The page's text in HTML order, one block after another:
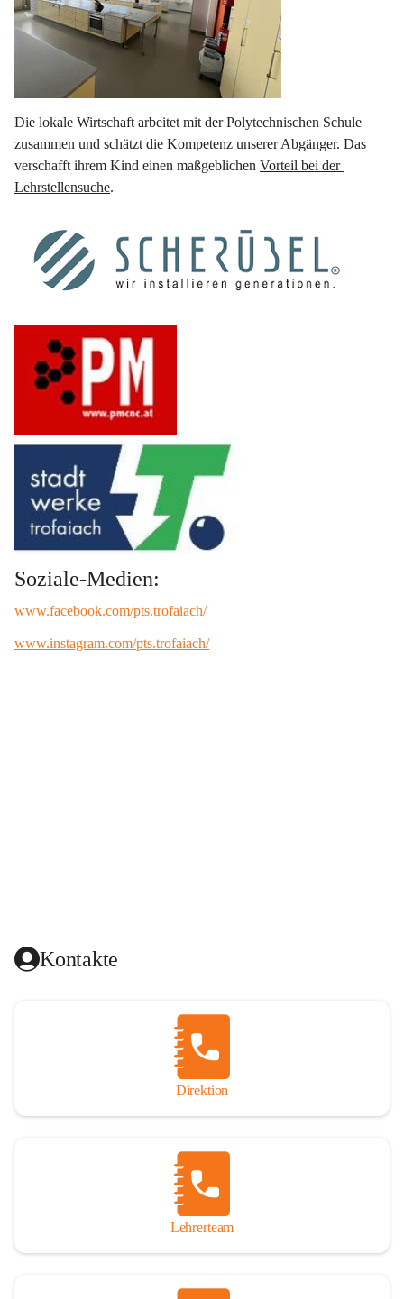
Die lokale Wirtschaft arbeitet mit der Polytechnischen Schule
zusammen und schätzt die Kompetenz unserer Abgänger. Das
verschafft ihrem Kind einen maßgeblichen Vorteil bei der
Lehrstellensuche.
Soziale-Medien:
www.facebook.com/pts.trofaiach/
www.instagram.com/pts.trofaiach/
Kontakte
Direktion
Lehrerteam